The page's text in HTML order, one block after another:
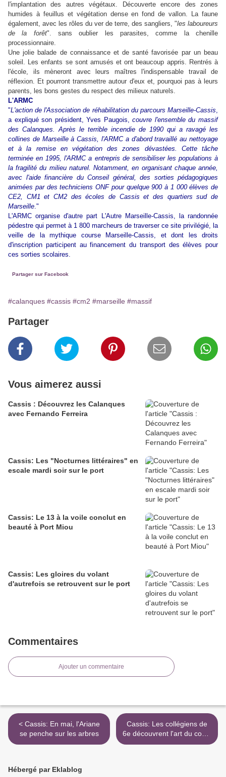
l'implantation des autres végétaux. Découverte encore des zones
humides à feuillus et végétation dense en fond de vallon. La faune
également, avec les rôles du ver de terre, des sangliers, "les laboureurs
de la forêt". sans oublier les parasites, comme la chenille
processionnaire.
Une jolie balade de connaissance et de santé favorisée par un beau
soleil. Les enfants se sont amusés et ont beaucoup appris. Rentrés à
l'école, ils mèneront avec leurs maîtres l'indispensable travail de
réflexion. Et pourront transmettre autour d'eux et, pourquoi pas à leurs
parents, les bons gestes du respect des milieux naturels.
L'ARMC
"L'action de l'Association de réhabilitation du parcours Marseille-Cassis,
a expliqué son président, Yves Paugois,couvre l'ensemble du massif
des Calanques. Après le terrible incendie de 1990 qui a ravagé les
collines de Marseille à Cassis, l'ARMC a d'abord travaillé au nettoyage
et à la remise en végétation des zones dévastées. Cette tâche
terminée en 1995, l'ARMC a entrepris de sensibiliser les populations à
la fragilité du milieu naturel. Notamment, en organisant chaque année,
avec l'aide financière du Conseil général, des sorties pédagogiques
animées par des techniciens ONF pour quelque 900 à 1 000 élèves de
CE2, CM1 et CM2 des écoles de Cassis et des quartiers sud de
Marseille."
L'ARMC organise d'autre part L'Autre Marseille-Cassis, la randonnée
pédestre qui permet à 1 800 marcheurs de traverser ce site privilégié, la
veille de la mythique course Marseille-Cassis, et dont les droits
d'inscription participent au financement du transport des élèves pour
ces sorties scolaires.
Partager sur Facebook
#calanques #cassis #cm2 #marseille #massif
Partager
Vous aimerez aussi
Cassis : Découvrez les Calanques
avec Fernando Ferreira
Cassis: Les "Nocturnes littéraires" en
escale mardi soir sur le port
Cassis: Le 13 à la voile conclut en
beauté à Port Miou
Cassis: Les gloires du volant
d'autrefois se retrouvent sur le port
Commentaires
Ajouter un commentaire
< Cassis: En mai, l'Ariane
se penche sur les arbres
Cassis: Les collégiens de
6e découvrent l'art du conte
>
Hébergé par Eklablog